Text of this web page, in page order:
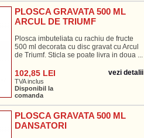
PLOSCA GRAVATA 500 ML
ARCUL DE TRIUMF
Plosca imbuteliata cu rachiu de fructe
500 ml decorata cu disc gravat cu Arcul
de Triumf. Sticla se poate livra in doua ...
102,85 LEI
TVA inclus
Disponibil la
comanda
vezi detalii
PLOSCA GRAVATA 500 ML
DANSATORI